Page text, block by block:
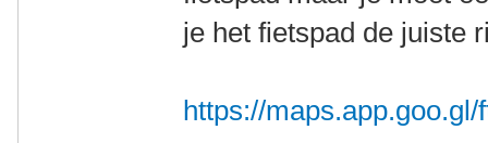
je het fietspad de juiste
https://